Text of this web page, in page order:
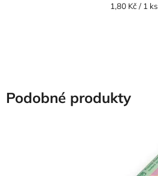
Měrná
1,80 Kč / 1 ks
Podobné produkty